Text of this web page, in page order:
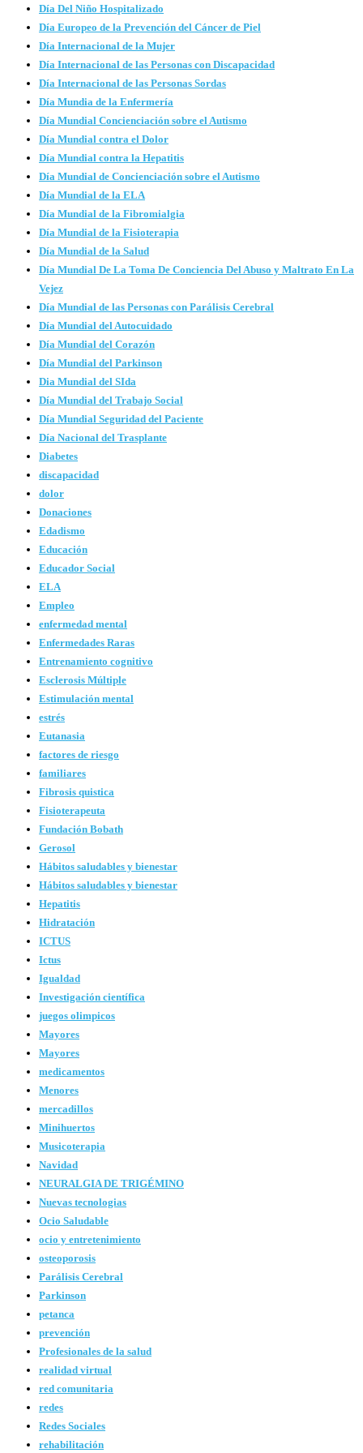
Día Del Niño Hospitalizado
Día Europeo de la Prevención del Cáncer de Piel
Día Internacional de la Mujer
Día Internacional de las Personas con Discapacidad
Día Internacional de las Personas Sordas
Día Mundia de la Enfermería
Día Mundial Concienciación sobre el Autismo
Día Mundial contra el Dolor
Día Mundial contra la Hepatitis
Día Mundial de Concienciación sobre el Autismo
Día Mundial de la ELA
Día Mundial de la Fibromialgia
Día Mundial de la Fisioterapia
Día Mundial de la Salud
Día Mundial De La Toma De Conciencia Del Abuso y Maltrato En La
Vejez
Día Mundial de las Personas con Parálisis Cerebral
Día Mundial del Autocuidado
Día Mundial del Corazón
Día Mundial del Parkinson
Dia Mundial del SIda
Día Mundial del Trabajo Social
Día Mundial Seguridad del Paciente
Día Nacional del Trasplante
Diabetes
discapacidad
dolor
Donaciones
Edadismo
Educación
Educador Social
ELA
Empleo
enfermedad mental
Enfermedades Raras
Entrenamiento cognitivo
Esclerosis Múltiple
Estimulación mental
estrés
Eutanasia
factores de riesgo
familiares
Fibrosis quistica
Fisioterapeuta
Fundación Bobath
Gerosol
Hábitos saludables y bienestar
Hábitos saludables y bienestar
Hepatitis
Hidratación
ICTUS
Ictus
Igualdad
Investigación científica
juegos olimpicos
Mayores
Mayores
medicamentos
Menores
mercadillos
Minihuertos
Musicoterapia
Navidad
NEURALGIA DE TRIGÉMINO
Nuevas tecnologias
Ocio Saludable
ocio y entretenimiento
osteoporosis
Parálisis Cerebral
Parkinson
petanca
prevención
Profesionales de la salud
realidad virtual
red comunitaria
redes
Redes Sociales
rehabilitación